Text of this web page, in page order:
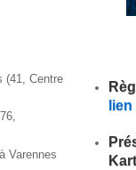
(41, Centre
Varennes
lien